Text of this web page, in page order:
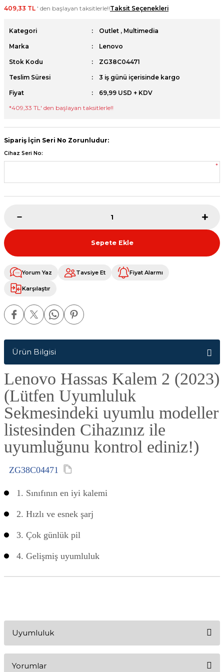
409,33 TL ' den başlayan taksitlerle!!Taksit Seçenekleri
Kategori Outlet , Multimedia
Marka Lenovo
Stok Kodu ZG38C04471
Teslim Süresi 3 iş günü içerisinde kargo
Fiyat
69,99 USD + KDV
*409,33 TL' den başlayan taksitlerle!!
Sipariş İçin Seri No Zorunludur:
Cihaz Seri No:
*
Sepete Ekle
Yorum Yaz Tavsiye Et Fiyat Alarmı
Karşılaştır
Ürün Bilgisi
Lenovo Hassas Kalem 2 (2023)
(Lütfen Uyumluluk
Sekmesindeki uyumlu modeller
listesinden Cihazınız ile
uyumluğunu kontrol ediniz!)
ZG38C04471
1. Sınıfının en iyi kalemi
2. Hızlı ve esnek şarj
3. Çok günlük pil
4. Gelişmiş uyumluluk
Uyumluluk
Yorumlar